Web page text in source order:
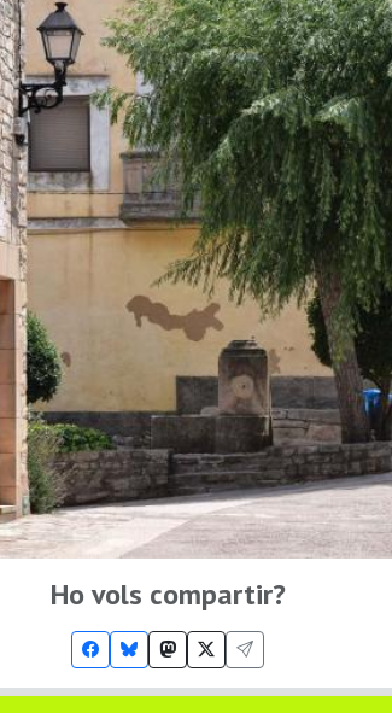
Ho vols compartir?